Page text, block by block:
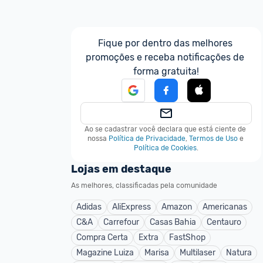
Fique por dentro das melhores
promoções e receba notificações de
forma gratuita!
Ao se cadastrar você declara que está ciente de
nossa Política de Privacidade, Termos de Uso e
Política de Cookies.
Lojas em destaque
As melhores, classificadas pela comunidade
Adidas AliExpress Amazon
Americanas
C&A
Carrefour Casas Bahia
Centauro
Compra Certa
Extra
FastShop
Magazine Luiza
Marisa Multilaser
Natura